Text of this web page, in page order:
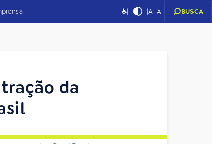
♿| |A+A- BUSCA
da